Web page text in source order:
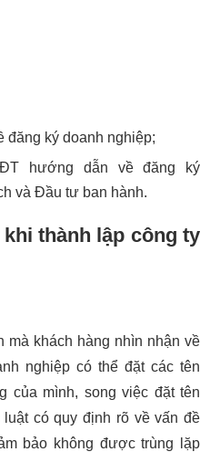
đăng ký doanh nghiệp;
hướng dẫn về đăng ký
và Đầu tư ban hành.
thành lập công ty
mà khách hàng nhìn nhận về
nghiệp có thể đặt các tên
của mình, song việc đặt tên
có quy định rõ về vấn đề
bảo không được trùng lặp